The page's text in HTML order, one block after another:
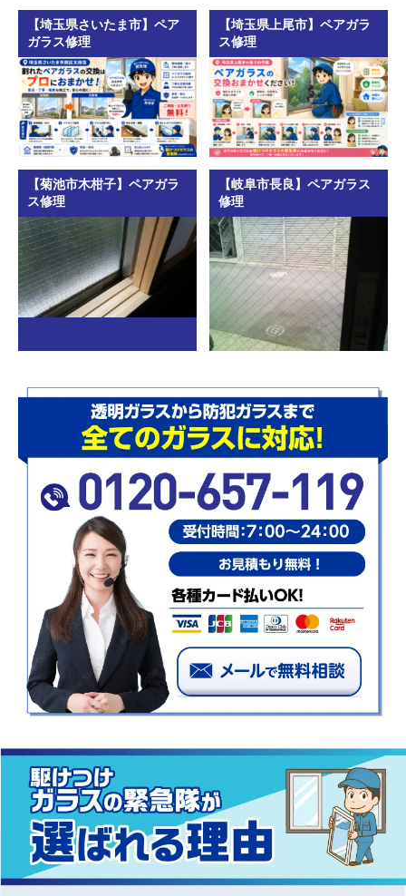
【埼玉県さいたま市】ペア
ガラス修理
【埼玉県上尾市】ペアガラ
ス修理
【菊池市木柑子】ペアガラ
ス修理
【岐阜市長良】ペアガラス
修理